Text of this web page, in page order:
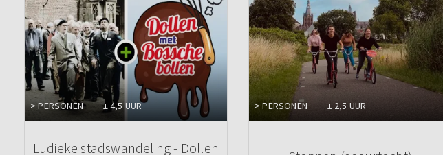
> PERSONEN ± 4,5 UUR
Ludieke stadswandeling - Dollen
> PERSONEN ± 2,5 UUR